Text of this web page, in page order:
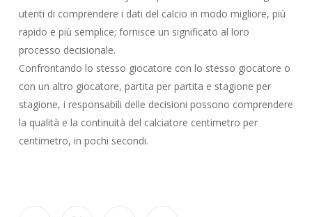
utenti di comprendere i dati del calcio in modo migliore, più
rapido e più semplice; fornisce un significato al loro
processo decisionale.
Confrontando lo stesso giocatore con lo stesso giocatore o
con un altro giocatore, partita per partita e stagione per
stagione, i responsabili delle decisioni possono comprendere
la qualità e la continuità del calciatore centimetro per
centimetro, in pochi secondi.